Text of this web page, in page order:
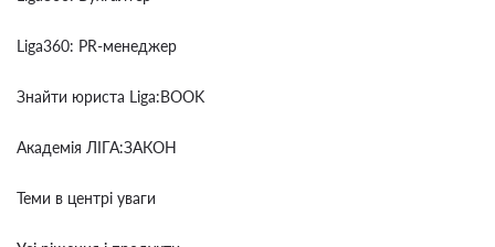
Liga360: PR-менеджер
Знайти юриста Liga:BOOK
Академія ЛІГА:ЗАКОН
Теми в центрі уваги